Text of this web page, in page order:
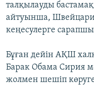
талқылауды
айтуынша,
кеңесулерге
Бұған дейін АҚШ
Барак Обама Сирия
жолмен шешіп